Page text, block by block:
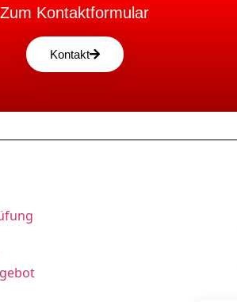
Zum Kontaktformular
Kontakt